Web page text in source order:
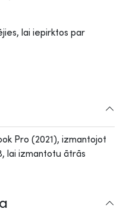
lai iepirktos par
Pro (2021), izmantojot
lai izmantotu ātrās